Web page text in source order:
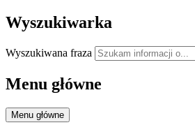
Wyszukiwarka
Wyszukiwana fraza
Menu główne
Menu główne